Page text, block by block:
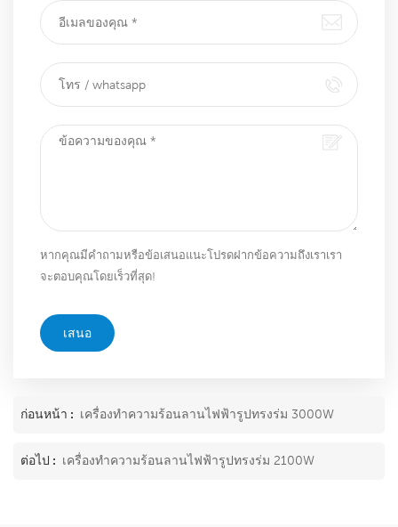
หากคุณมีคำถามหรือข้อเสนอแนะโปรดฝากข้อความถึงเราเรา
จะตอบคุณโดยเร็วที่สุด!
เสนอ
ก่อนหน้า : เครื่องทำความร้อนลานไฟฟ้ารูปทรงร่ม 3000W
ต่อไป : เครื่องทำความร้อนลานไฟฟ้ารูปทรงร่ม 2100W